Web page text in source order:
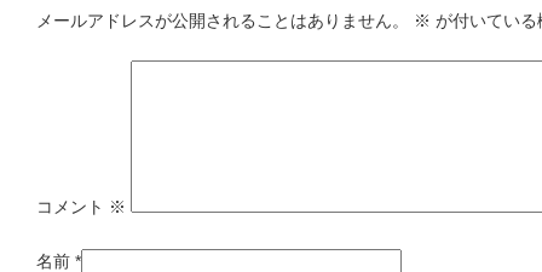
メールアドレスが公開されることはありません。 ※ が付いてい
コメント ※
名前 *